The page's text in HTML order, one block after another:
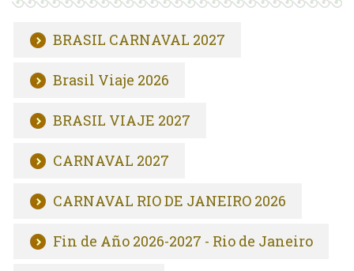
BRASIL CARNAVAL 2027
Brasil Viaje 2026
BRASIL VIAJE 2027
CARNAVAL 2027
CARNAVAL RIO DE JANEIRO 2026
Fin de Año 2026-2027 - Rio de Janeiro